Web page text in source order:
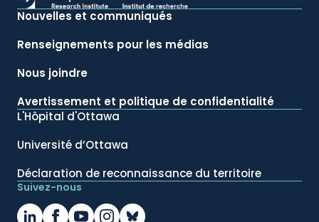
Nouvelles et communiqués
Renseignements pour les médias
Nous joindre
Avertissement et politique de confidentialité
L'Hôpital d'Ottawa
Université d’Ottawa
Déclaration de reconnaissance du territoire
Suivez-nous